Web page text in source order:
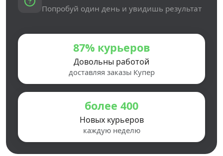
Попробуй один день и увидишь результат
87% курьеров
Довольны работой
доставляя заказы Купер
более 400
Новых курьеров
каждую неделю